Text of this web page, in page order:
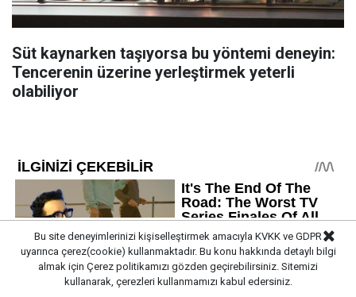
Süt kaynarken taşıyorsa bu yöntemi deneyin:
Tencerenin üzerine yerleştirmek yeterli
olabiliyor
Bu site deneyimlerinizi kişiselleştirmek amacıyla KVKK ve GDPR
uyarınca çerez(cookie) kullanmaktadır. Bu konu hakkında detaylı bilgi
almak için Çerez politikamızı gözden geçirebilirsiniz. Sitemizi
kullanarak, çerezleri kullanmamızı kabul edersiniz.